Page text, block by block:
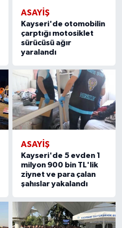
ASAYIŞ
Kayseri'de otomobilin
çarptığı motosiklet
sürücüsü ağır
yaralandı
ASAYIŞ
Kayseri'de 5 evden 1
milyon 900 bin TL'lik
ziynet ve para çalan
şahıslar yakalandı